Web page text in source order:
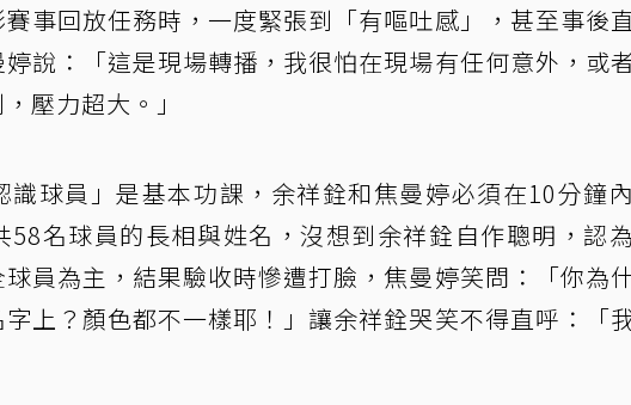
事回放任務時，一度緊張到「有嘔吐感」，甚至事後
說：「這是現場轉播，我很怕在現場有任何意外，或
壓力超大。」
識球員」是基本功課，余祥銓和焦曼婷必須在10分鐘
58名球員的長相與姓名，沒想到余祥銓自作聰明，認
員為主，結果驗收時慘遭打臉，焦曼婷笑問：「你為
上？顏色都不一樣耶！」讓余祥銓哭笑不得直呼：「